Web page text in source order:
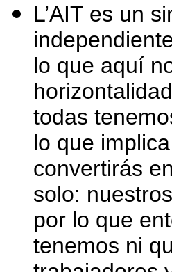
L’AIT es un
lo que aquí
todas
lo que
convertirás
solo:
por lo que
tenemos ni